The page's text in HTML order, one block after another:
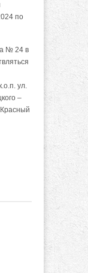
по
№ 24 в
ул.
–